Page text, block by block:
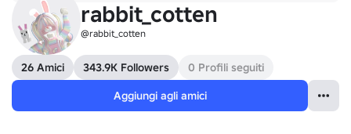
rabbit_cotten
@rabbit_cotten
26 Amici 343.9K Followers
0 Profili seguiti
Aggiungi agli amici